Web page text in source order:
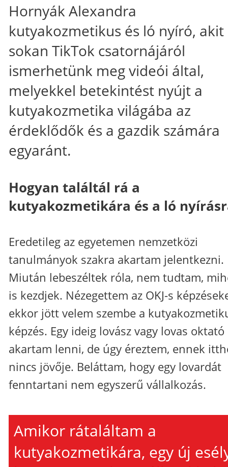
Hornyák Alexandra
kutyakozmetikus és ló nyíró, akit
sokan TikTok csatornájáról
ismerhetünk meg videói által,
melyekkel betekintést nyújt a
kutyakozmetika világába az
érdeklődők és a gazdik számára
egyaránt.
Hogyan találtál rá a
kutyakozmetikára és a ló
Eredetileg az egyetemen nemzetközi
tanulmányok szakra akartam jelentkezni.
Miután lebeszéltek róla, nem tudtam,
is kezdjek. Nézegettem az OKJ-s
ekkor jött velem szembe a
képzés. Egy ideig lovász vagy lovas oktató
akartam lenni, de úgy éreztem, ennek
nincs jövője. Beláttam, hogy egy lovardát
fenntartani nem egyszerű vállalkozás.
Amikor rátaláltam a
kutyakozmetikára, egy új